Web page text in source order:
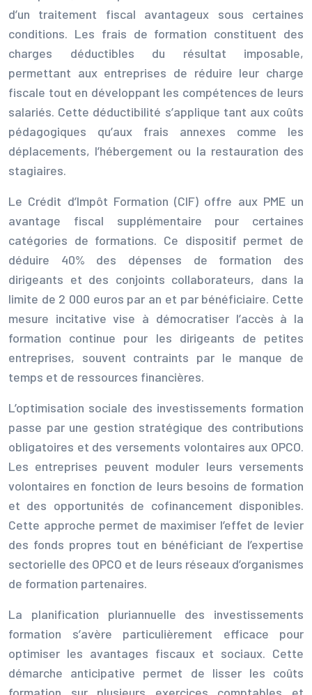
d’un traitement fiscal avantageux sous certaines
conditions. Les frais de formation constituent des
charges déductibles du résultat imposable,
permettant aux entreprises de réduire leur charge
fiscale tout en développant les compétences de leurs
salariés. Cette déductibilité s’applique tant aux coûts
pédagogiques qu’aux frais annexes comme les
déplacements, l’hébergement ou la restauration des
stagiaires.
Le Crédit d’Impôt Formation (CIF) offre aux PME un
avantage fiscal supplémentaire pour certaines
catégories de formations. Ce dispositif permet de
déduire 40% des dépenses de formation des
dirigeants et des conjoints collaborateurs, dans la
limite de 2 000 euros par an et par bénéficiaire. Cette
mesure incitative vise à démocratiser l’accès à la
formation continue pour les dirigeants de petites
entreprises, souvent contraints par le manque de
temps et de ressources financières.
L’optimisation sociale des investissements formation
passe par une gestion stratégique des contributions
obligatoires et des versements volontaires aux OPCO.
Les entreprises peuvent moduler leurs versements
volontaires en fonction de leurs besoins de formation
et des opportunités de cofinancement disponibles.
Cette approche permet de maximiser l’effet de levier
des fonds propres tout en bénéficiant de l’expertise
sectorielle des OPCO et de leurs réseaux d’organismes
de formation partenaires.
La planification pluriannuelle des investissements
formation s’avère particulièrement efficace pour
optimiser les avantages fiscaux et sociaux. Cette
démarche anticipative permet de lisser les coûts